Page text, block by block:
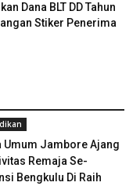
Dana BLT DD Tahun
Stiker Penerima
Umum Jambore Ajang
Remaja Se-
Bengkulu Di Raih